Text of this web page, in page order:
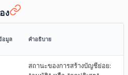
ง
อมูล คำอธิบาย
สถานะของการสร้างบัญชีย่อย: